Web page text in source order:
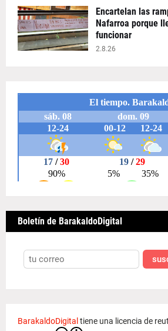
Encartelan las
Nafarroa porque
funcionar
2.8.26
Boletín de BarakaldoDigital
BarakaldoDigital tiene una licencia de